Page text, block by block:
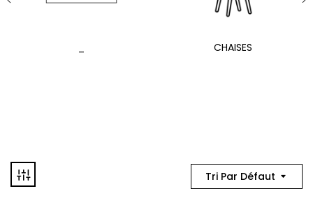
CHAISES
Tri Par Défaut